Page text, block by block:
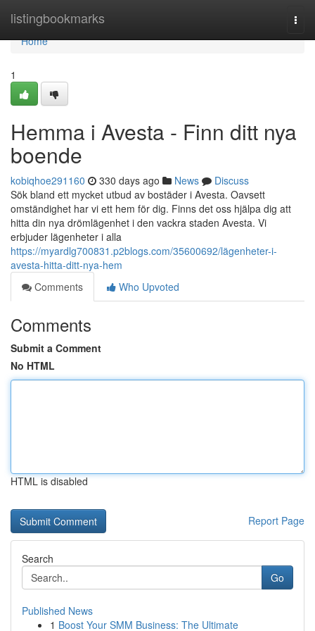
listingbookmarks
Home
Home
1
Hemma i Avesta - Finn ditt nya
boende
kobiqhoe291160 330 days ago News
Discuss
Sök bland ett mycket utbud av bostäder i Avesta. Oavsett
omständighet har vi ett hem för dig. Finns det oss hjälpa dig att
hitta din nya drömlägenhet i den vackra staden Avesta. Vi
erbjuder lägenheter i alla
https://myardlg700831.p2blogs.com/35600692/lägenheter-i-
avesta-hitta-ditt-nya-hem
Comments
Who Upvoted
Comments
Submit a Comment
No HTML
HTML is disabled
Report Page
Search
Go
Published News
1 Boost Your SMM Business: The Ultimate